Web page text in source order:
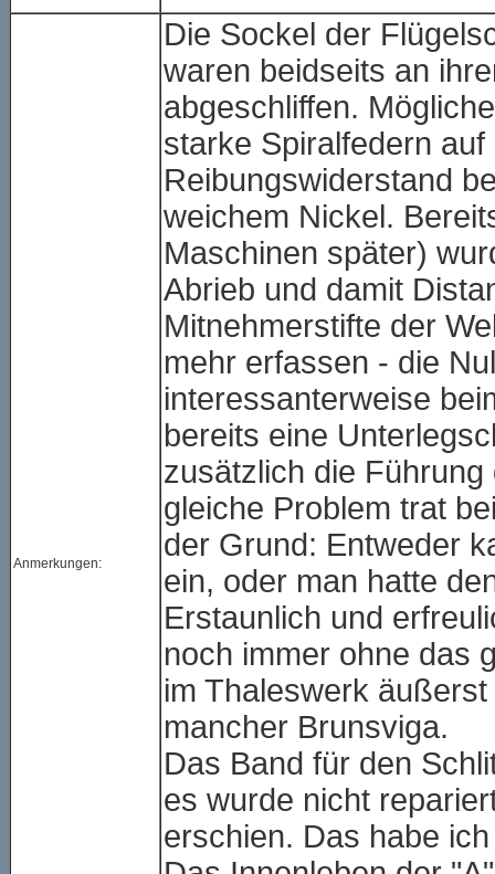
Anmerkungen:
Die Sockel der
waren beidseits an
abgeschliffen.
starke Spiralfedern
Reibungswiderstand
weichem Nickel.
Maschinen später)
Abrieb und damit
Mitnehmerstifte der
mehr erfassen - die
interessanterweise
bereits eine
zusätzlich die
gleiche Problem trat
der Grund: Entweder
ein, oder man hatte
Erstaunlich und
noch immer ohne das
im Thaleswerk
mancher Brunsviga.
Das Band für den
es wurde nicht
erschien. Das habe